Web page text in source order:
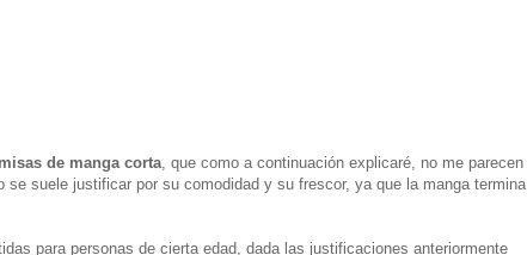
de manga corta , que como a continuación explicaré, no me parecen
suele justificar por su comodidad y su frescor, ya que la manga termina
para personas de cierta edad, dada las justificaciones anteriormente